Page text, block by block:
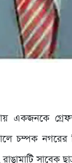
একজনকে
চম্পক
সাবেক